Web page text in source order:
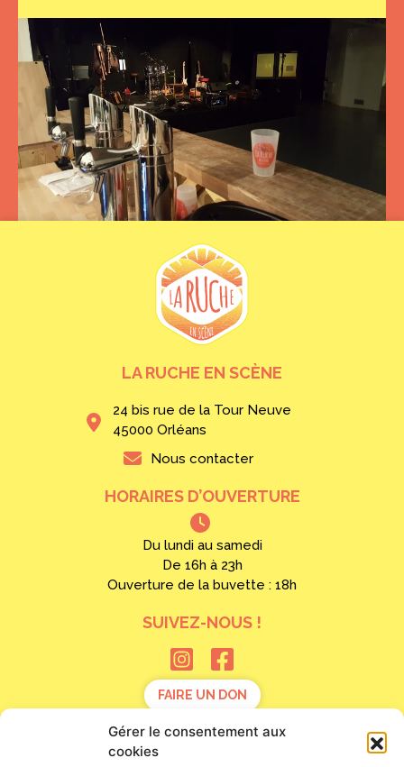
Gérer le consentement aux
cookies
LA RUCHE EN SCÈNE
24 bis rue de la Tour Neuve
45000 Orléans
Nous contacter
HORAIRES D’OUVERTURE
Du lundi au samedi
De 16h à 23h
Ouverture de la buvette : 18h
SUIVEZ-NOUS !
FAIRE UN DON